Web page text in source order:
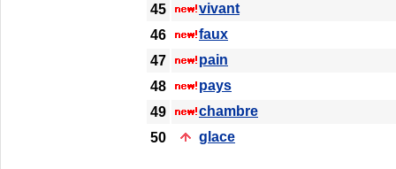
45
vivant
46
faux
47
pain
48
pays
49
chambre
50
glace